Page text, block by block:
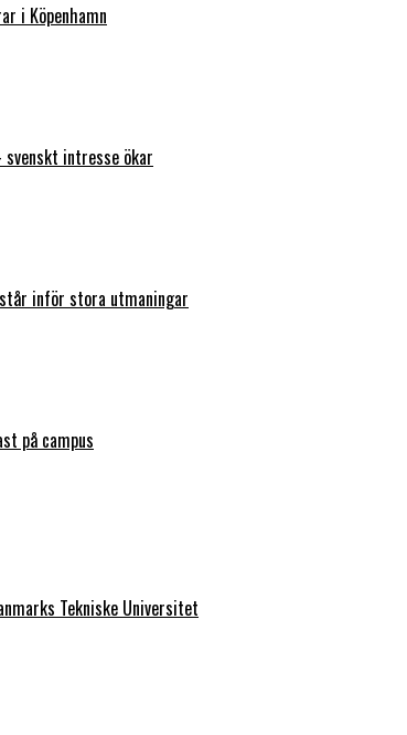
i Köpenhamn
intresse ökar
inför stora utmaningar
på campus
Tekniske Universitet